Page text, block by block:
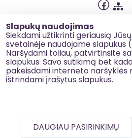
Slapukų naudojimas
Siekdami užtikrinti geriausią
svetainėje naudojame slapukus
Naršydami toliau, patvirtinsite
slapukus. Savo sutikimą bet
pakeisdami interneto naršyklės
ištrindami įrašytus slapukus.
DAUGIAU PASIRINKIMŲ
Slapukų naudojimas
Korupcijos prevencija
Kontaktai